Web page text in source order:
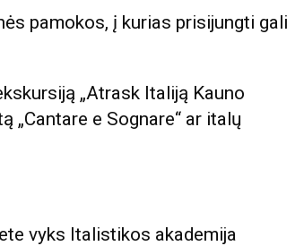
pamokos, į kurias prisijungti gali
„Atrask Italiją Kauno
e Sognare“ ar italų
vyks Italistikos akademija